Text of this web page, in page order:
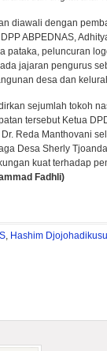
diawali dengan
ABPEDNAS,
pataka, peluncuran
jajaran pengurus
desa dan
sejumlah tokoh
tersebut Ketua
Dr. Reda Manthovani
Desa Sherly
kuat terhadap
Fadhli)
, Hashim